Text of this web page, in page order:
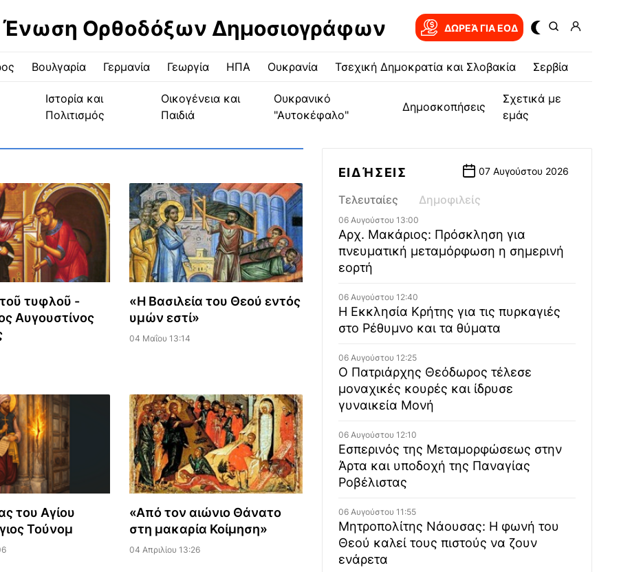
Ένωση Ορθοδόξων Δημοσιογράφων ΔΩΡΕΆ ΓΙΑ EOΔ
Βουλγαρία Γερμανία Γεωργία ΗΠΑ Ουκρανία Τσεχική Δημοκρατία και Σλοβακία Σερβία
Ιστορία και
Πολιτισμός
Οικογένεια και
Παιδιά
Ουκρανικό
"Αυτοκέφαλο"
Δημοσκοπήσεις
Σχετικά με
εμάς
τυφλοῦ -
Αυγουστίνος
«Η Βασιλεία του Θεού εντός
υμών εστί»
04 Μαΐου 13:14
του Αγίου
Τούνομ
«Από τον αιώνιο Θάνατο
στη μακαρία Κοίμηση»
04 Απριλίου 13:26
ΕΙΔΉΣΕΙΣ 07 Αυγούστου 2026
Τελευταίες Δημοφιλείς
06 Αυγούστου 13:00
Αρχ. Μακάριος: Πρόσκληση για
πνευματική μεταμόρφωση η σημερινή
εορτή
06 Αυγούστου 12:40
Η Εκκλησία Κρήτης για τις πυρκαγιές
στο Ρέθυμνο και τα θύματα
06 Αυγούστου 12:25
Ο Πατριάρχης Θεόδωρος τέλεσε
μοναχικές κουρές και ίδρυσε
γυναικεία Μονή
06 Αυγούστου 12:10
Εσπερινός της Μεταμορφώσεως στην
Άρτα και υποδοχή της Παναγίας
Ροβέλιστας
06 Αυγούστου 11:55
Μητροπολίτης Νάουσας: Η φωνή του
Θεού καλεί τους πιστούς να ζουν
ενάρετα